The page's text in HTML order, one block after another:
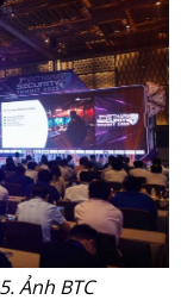
Ảnh BTC